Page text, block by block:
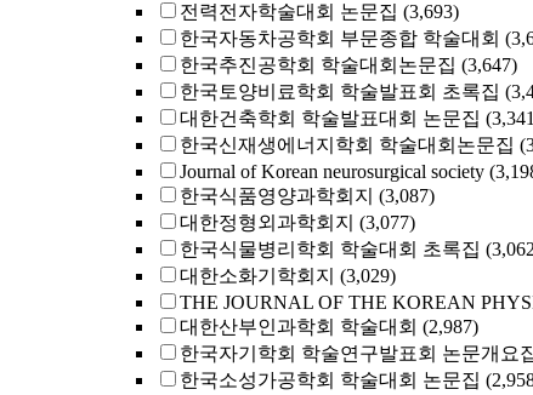
전력전자학술대회 논문집 (3,693)
한국자동차공학회 부문종합 학술대회
한국추진공학회 학술대회논문집 (3,647)
한국토양비료학회 학술발표회 초록집
대한건축학회 학술발표대회 논문집
한국신재생에너지학회 학술대회논문집
Journal of Korean neurosurgical society
한국식품영양과학회지 (3,087)
대한정형외과학회지 (3,077)
한국식물병리학회 학술대회 초록집
대한소화기학회지 (3,029)
THE JOURNAL OF THE KOREAN
대한산부인과학회 학술대회 (2,987)
한국자기학회 학술연구발표회 논문개요
한국소성가공학회 학술대회 논문집